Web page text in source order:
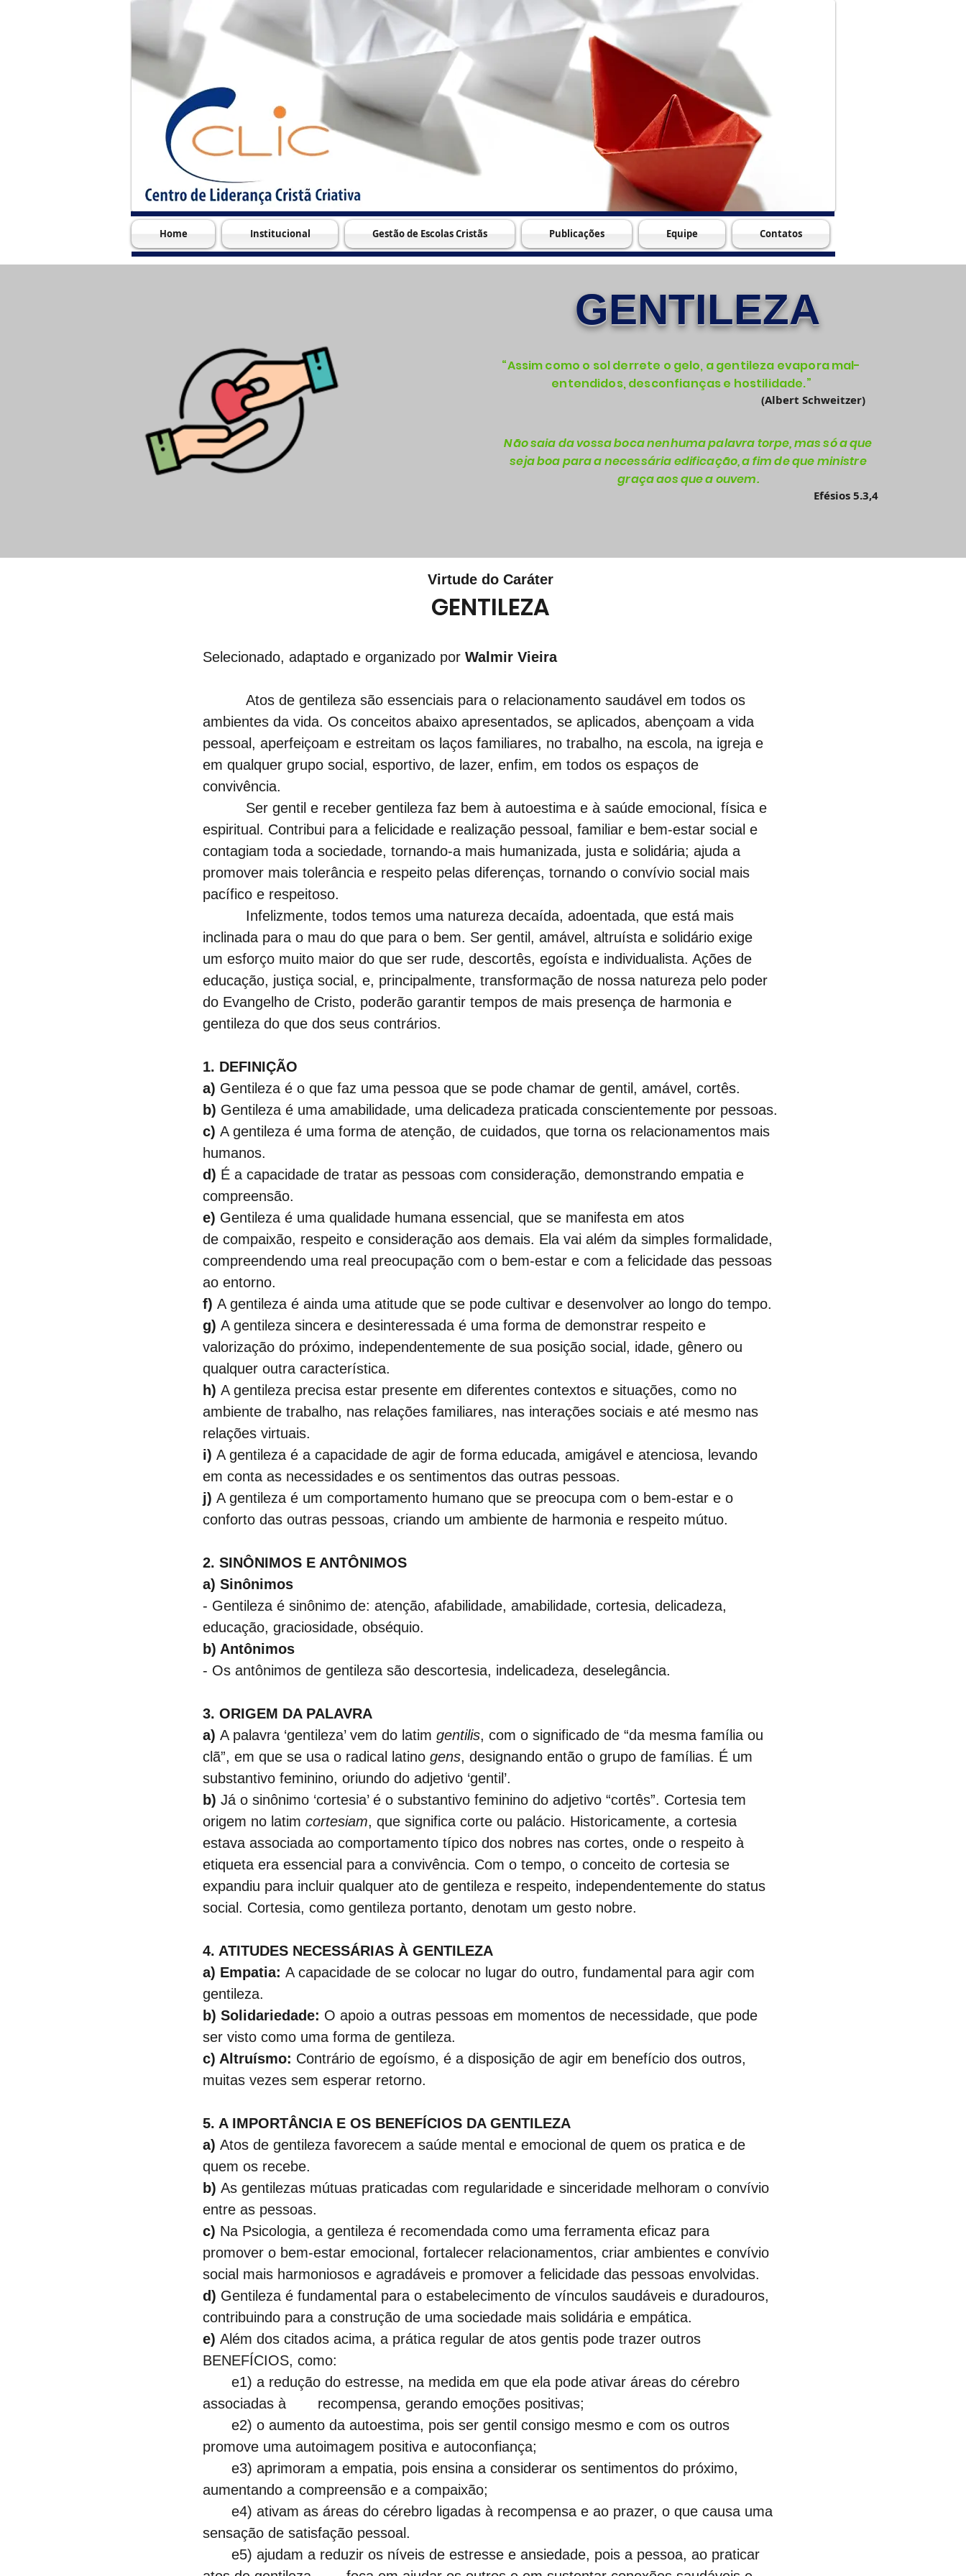
Home Institucional Gestão de Escolas Cristãs Publicações Equipe Contatos
GENTILEZA
“Assim como o sol derrete o gelo, a gentileza evapora mal-
entendidos, desconfianças e hostilidade.”
(Albert Schweitzer)
Não saia da vossa boca nenhuma palavra torpe, mas só a que
seja boa para a necessária edificação, a fim de que ministre
graça aos que a ouvem.
Efésios 5.3,4
Virtude do Caráter
GENTILEZA
Selecionado, adaptado e organizado por Walmir Vieira
Atos de gentileza são essenciais para o relacionamento saudável em todos os
ambientes da vida. Os conceitos abaixo apresentados, se aplicados, abençoam a vida
pessoal, aperfeiçoam e estreitam os laços familiares, no trabalho, na escola, na igreja e
em qualquer grupo social, esportivo, de lazer, enfim, em todos os espaços de
convivência.
Ser gentil e receber gentileza faz bem à autoestima e à saúde emocional, física e
espiritual. Contribui para a felicidade e realização pessoal, familiar e bem-estar social e
contagiam toda a sociedade, tornando-a mais humanizada, justa e solidária; ajuda a
promover mais tolerância e respeito pelas diferenças, tornando o convívio social mais
pacífico e respeitoso.
Infelizmente, todos temos uma natureza decaída, adoentada, que está mais
inclinada para o mau do que para o bem. Ser gentil, amável, altruísta e solidário exige
um esforço muito maior do que ser rude, descortês, egoísta e individualista. Ações de
educação, justiça social, e, principalmente, transformação de nossa natureza pelo poder
do Evangelho de Cristo, poderão garantir tempos de mais presença de harmonia e
gentileza do que dos seus contrários.
1. DEFINIÇÃO
a) Gentileza é o que faz uma pessoa que se pode chamar de gentil, amável, cortês.
b) Gentileza é uma amabilidade, uma delicadeza praticada conscientemente por pessoas.
c) A gentileza é uma forma de atenção, de cuidados, que torna os relacionamentos mais
humanos.
d) É a capacidade de tratar as pessoas com consideração, demonstrando empatia e
compreensão.
e) Gentileza é uma qualidade humana essencial, que se manifesta em atos
de compaixão, respeito e consideração aos demais. Ela vai além da simples formalidade,
compreendendo uma real preocupação com o bem-estar e com a felicidade das pessoas
ao entorno.
f) A gentileza é ainda uma atitude que se pode cultivar e desenvolver ao longo do tempo.
g) A gentileza sincera e desinteressada é uma forma de demonstrar respeito e
valorização do próximo, independentemente de sua posição social, idade, gênero ou
qualquer outra característica.
h) A gentileza precisa estar presente em diferentes contextos e situações, como no
ambiente de trabalho, nas relações familiares, nas interações sociais e até mesmo nas
relações virtuais.
i) A gentileza é a capacidade de agir de forma educada, amigável e atenciosa, levando
em conta as necessidades e os sentimentos das outras pessoas.
j) A gentileza é um comportamento humano que se preocupa com o bem-estar e o
conforto das outras pessoas, criando um ambiente de harmonia e respeito mútuo.
2. SINÔNIMOS E ANTÔNIMOS
a) Sinônimos
- Gentileza é sinônimo de: atenção, afabilidade, amabilidade, cortesia, delicadeza,
educação, graciosidade, obséquio.
b) Antônimos
- Os antônimos de gentileza são descortesia, indelicadeza, deselegância.
3. ORIGEM DA PALAVRA
a) A palavra ‘gentileza’ vem do latim gentilis, com o significado de “da mesma família ou
clã”, em que se usa o radical latino gens, designando então o grupo de famílias. É um
substantivo feminino, oriundo do adjetivo ‘gentil’.
b) Já o sinônimo ‘cortesia’ é o substantivo feminino do adjetivo “cortês”. Cortesia tem
origem no latim cortesiam, que significa corte ou palácio. Historicamente, a cortesia
estava associada ao comportamento típico dos nobres nas cortes, onde o respeito à
etiqueta era essencial para a convivência. Com o tempo, o conceito de cortesia se
expandiu para incluir qualquer ato de gentileza e respeito, independentemente do status
social. Cortesia, como gentileza portanto, denotam um gesto nobre.
4. ATITUDES NECESSÁRIAS À GENTILEZA
a) Empatia: A capacidade de se colocar no lugar do outro, fundamental para agir com
gentileza.
b) Solidariedade: O apoio a outras pessoas em momentos de necessidade, que pode
ser visto como uma forma de gentileza.
c) Altruísmo: Contrário de egoísmo, é a disposição de agir em benefício dos outros,
muitas vezes sem esperar retorno.
5. A IMPORTÂNCIA E OS BENEFÍCIOS DA GENTILEZA
a) Atos de gentileza favorecem a saúde mental e emocional de quem os pratica e de
quem os recebe.
b) As gentilezas mútuas praticadas com regularidade e sinceridade melhoram o convívio
entre as pessoas.
c) Na Psicologia, a gentileza é recomendada como uma ferramenta eficaz para
promover o bem-estar emocional, fortalecer relacionamentos, criar ambientes e convívio
social mais harmoniosos e agradáveis e promover a felicidade das pessoas envolvidas.
d) Gentileza é fundamental para o estabelecimento de vínculos saudáveis e duradouros,
contribuindo para a construção de uma sociedade mais solidária e empática.
e) Além dos citados acima, a prática regular de atos gentis pode trazer outros
BENEFÍCIOS, como:
associadas à 	recompensa, gerando emoções positivas;
promove uma autoimagem positiva e autoconfiança;
aumentando a compreensão e a compaixão;
sensação de satisfação pessoal.